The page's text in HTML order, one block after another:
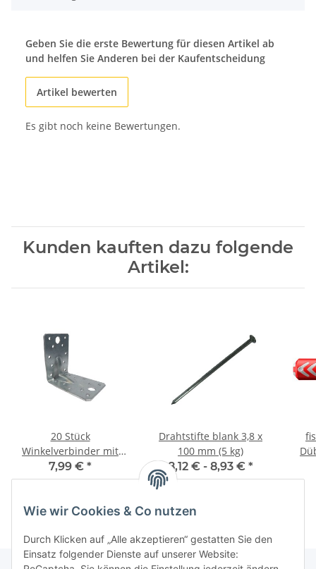
Geben Sie die erste Bewertung für diesen Artikel ab
und helfen Sie Anderen bei der Kaufentscheidung
Artikel bewerten
Es gibt noch keine Bewertungen.
Kunden kauften dazu folgende
Artikel:
20 Stück
Winkelverbinder mit
Sicke DIN 1052 CE
70x70x55x2,5 mm
7,99 € *
Drahtstifte blank 3,8 x
100 mm (5 kg)
8,12 € - 8,93 € *
Wie wir Cookies & Co nutzen
Durch Klicken auf „Alle akzeptieren“ gestatten Sie den
Einsatz folgender Dienste auf unserer Website: